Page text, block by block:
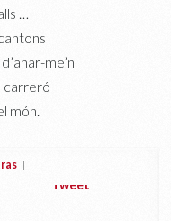
…
me’n
carreró
món.
|
Tweet